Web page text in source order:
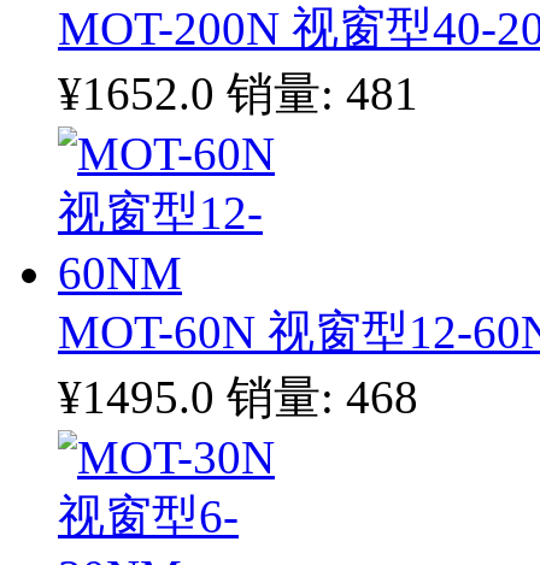
MOT-200N 视窗型40-
¥1652.0 销量: 481
MOT-60N 视窗型12-
¥1495.0 销量: 468